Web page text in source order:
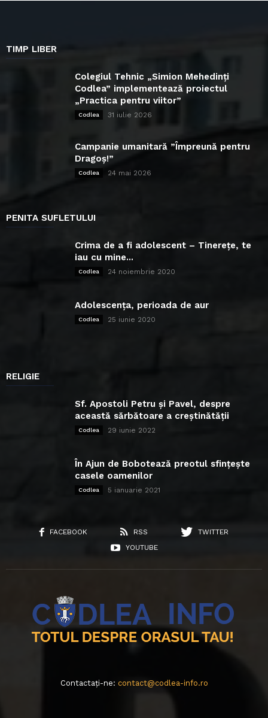
TIMP LIBER
Colegiul Tehnic „Simion Mehedinți
Codlea” implementează proiectul
„Practica pentru viitor”
Codlea 31 iulie 2026
Campanie umanitară ”Împreună pentru
Dragoș!”
Codlea 24 mai 2026
PENITA SUFLETULUI
Crima de a fi adolescent – Tinerețe, te
iau cu mine...
Codlea 24 noiembrie 2020
Adolescența, perioada de aur
Codlea 25 iunie 2020
RELIGIE
Sf. Apostoli Petru și Pavel, despre
această sărbătoare a creștinătății
Codlea 29 iunie 2022
În Ajun de Bobotează preotul sfințește
casele oamenilor
Codlea 5 ianuarie 2021
FACEBOOK RSS
TWITTER
YOUTUBE
Contactați-ne: contact@codlea-info.ro